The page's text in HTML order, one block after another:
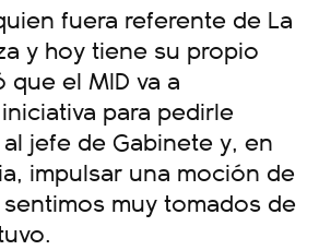
fuera referente de La
y hoy tiene su propio
el MID va a
para pedirle
jefe de Gabinete y, en
impulsar una moción de
muy tomados de